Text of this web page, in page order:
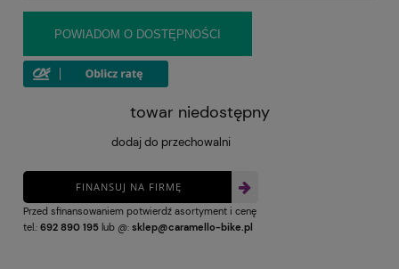
POWIADOM O DOSTĘPNOŚCI
towar niedostępny
dodaj do przechowalni
FINANSUJ NA FIRMĘ
Przed sfinansowaniem potwierdź asortyment i cenę
tel.: 692 890 195 lub @: sklep@caramello-bike.pl